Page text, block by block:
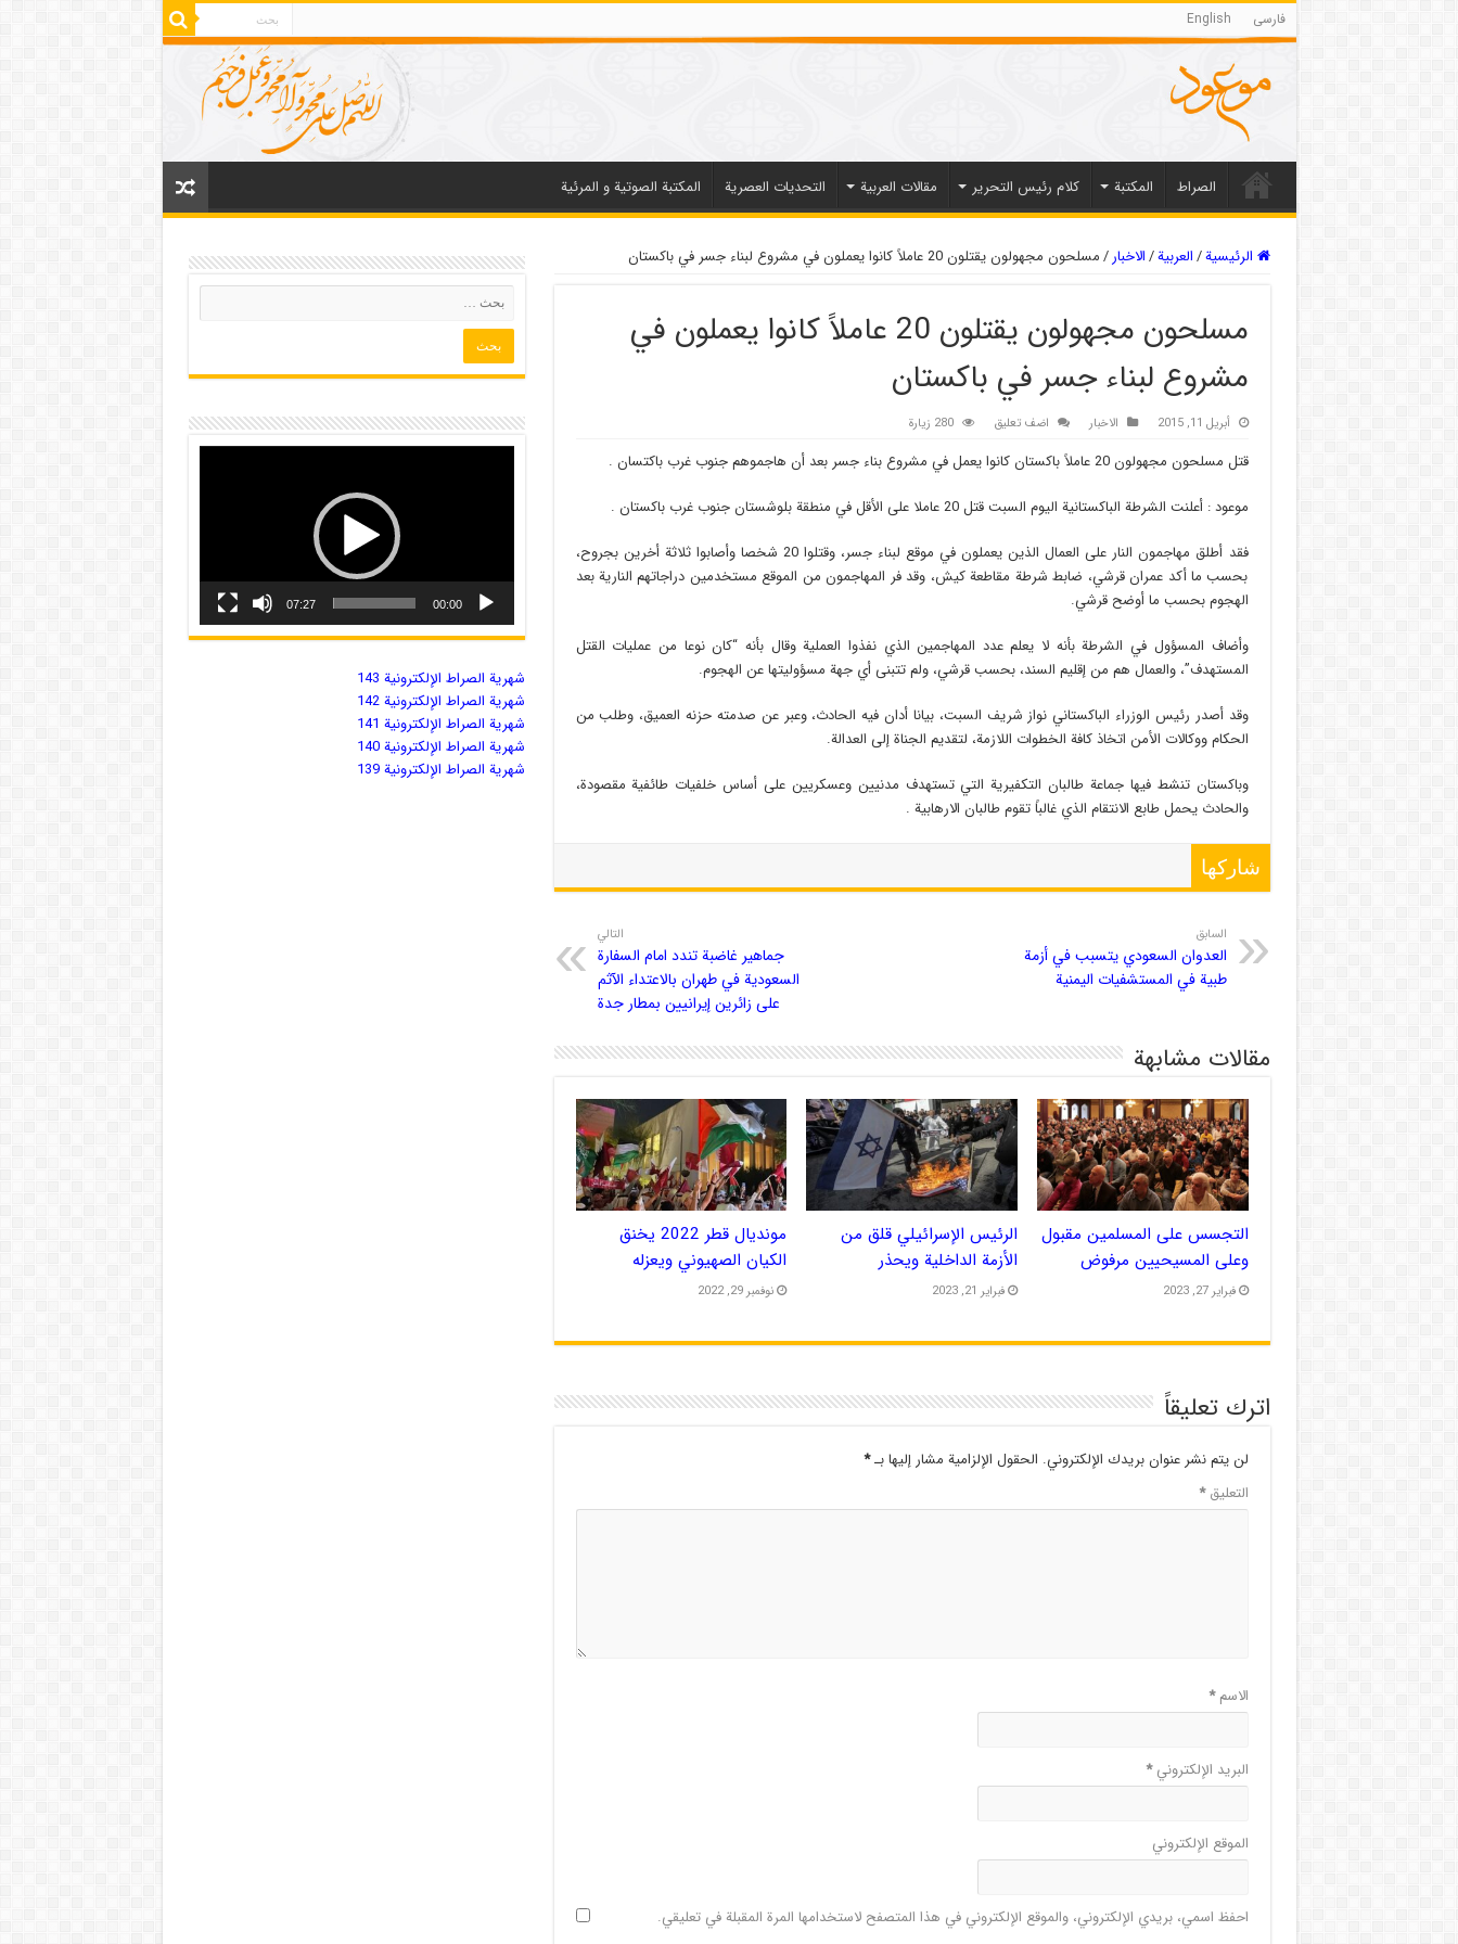
فارسی English
الصراط المکتبة كلام رئيس التحرير مقالات العربیة التحديات العصرية المكتبة الصوتية و المرئية
الرئيسية/العربیة/الاخبار /مسلحون مجهولون يقتلون 20 عاملاً كانوا يعملون في مشروع لبناء جسر في باكستان
مسلحون مجهولون يقتلون 20 عاملاً كانوا يعملون في
مشروع لبناء جسر في باكستان
أبريل 11, 2015 الاخبار اضف تعليق 280 زيارة
قتل مسلحون مجهولون 20 عاملاً باكستان كانوا يعمل في مشروع بناء جسر بعد أن هاجموهم جنوب غرب باكتسان .
موعود : أعلنت الشرطة الباكستانية اليوم السبت قتل 20 عاملا على الأقل في منطقة بلوشستان جنوب غرب باكستان .
فقد أطلق مهاجمون النار على العمال الذين يعملون في موقع لبناء جسر، وقتلوا 20 شخصا وأصابوا ثلاثة أخرين بجروح،
بحسب ما أكد عمران قرشي، ضابط شرطة مقاطعة كيش، وقد فر المهاجمون من الموقع مستخدمين دراجاتهم النارية بعد
الهجوم بحسب ما أوضح قرشي.
وأضاف المسؤول في الشرطة بأنه لا يعلم عدد المهاجمين الذي نفذوا العملية وقال بأنه “كان نوعا من عمليات القتل
المستهدف”، والعمال هم من إقليم السند، بحسب قرشي، ولم تتبنى أي جهة مسؤوليتها عن الهجوم.
وقد أصدر رئيس الوزراء الباكستاني نواز شريف السبت، بيانا أدان فيه الحادث، وعبر عن صدمته حزنه العميق، وطلب من
الحكام ووكالات الأمن اتخاذ كافة الخطوات اللازمة، لتقديم الجناة إلى العدالة.
وباكستان تنشط فيها جماعة طالبان التكفيرية التي تستهدف مدنيين وعسكريين على أساس خلفيات طائفية مقصودة،
والحادث يحمل طابع الانتقام الذي غالباً تقوم طالبان الارهابية .
شاركها
السابق
العدوان السعودي يتسبب في أزمة
طبية في المستشفيات اليمنية
التالي
جماهير غاضبة تندد امام السفارة
السعودية في طهران بالاعتداء الآثم
على زائرين إيرانيين بمطار جدة
مقالات مشابهة
التجسس على المسلمين مقبول
وعلى المسيحيين مرفوض
فبراير 27, 2023
الرئيس الإسرائيلي قلق من
الأزمة الداخلية ويحذر
فبراير 21, 2023
مونديال قطر 2022 يخنق
الكيان الصهيوني ويعزله
نوفمبر 29, 2022
اترك تعليقاً
لن يتم نشر عنوان بريدك الإلكتروني. الحقول الإلزامية مشار إليها بـ*
التعليق*
الاسم*
البريد الإلكتروني*
الموقع الإلكتروني
احفظ اسمي، بريدي الإلكتروني، والموقع الإلكتروني في هذا المتصفح لاستخدامها المرة المقبلة في تعليقي.
00:00
07:27
شهریة الصراط الإلكترونية 143
شهریة الصراط الإلكترونية 142
شهریة الصراط الإلكترونية 141
شهریة الصراط الإلكترونية 140
شهریة الصراط الإلكترونية 139